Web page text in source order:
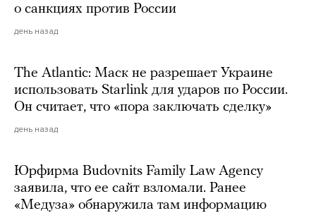
о санкциях против России
день назад
The Atlantic: Маск не разрешает Украине
использовать Starlink для ударов по России.
Он считает, что «пора заключать сделку»
день назад
Юрфирма Budovnits Family Law Agency
заявила, что ее сайт взломали. Ранее
«Медуза» обнаружила там информацию